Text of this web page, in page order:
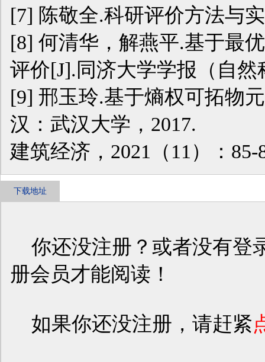
[7] 陈敬全.科研评价方法与
[8] 何清华，解燕平.基于最
评价[J].同济大学学报（自然
[9] 邢玉玲.基于熵权可拓物
汉：武汉大学，2017.
建筑经济，2021（11）：85-
下载地址
你还没注册？或者没有登
册会员才能阅读！
如果你还没注册，请赶紧